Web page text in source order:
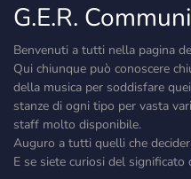
G.E.R.
Benvenuti a tutti nella pagina
Qui chiunque può conoscere
della musica per soddisfare
stanze di ogni tipo per vasta
staff molto disponibile.
Auguro a tutti quelli che
E se siete curiosi del significato